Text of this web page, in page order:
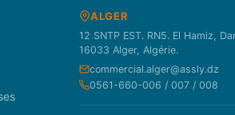
ALGER
12 SNTP EST. RN5. El Hamiz,
16033 Alger, Algérie.
commercial.alger@assly.dz
0561-660-006 / 007 / 008